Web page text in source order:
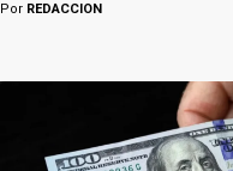
Por REDACCION